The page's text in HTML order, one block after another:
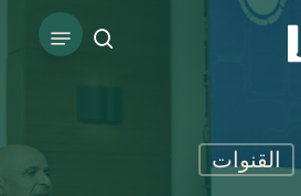
search
Menu
القنوات